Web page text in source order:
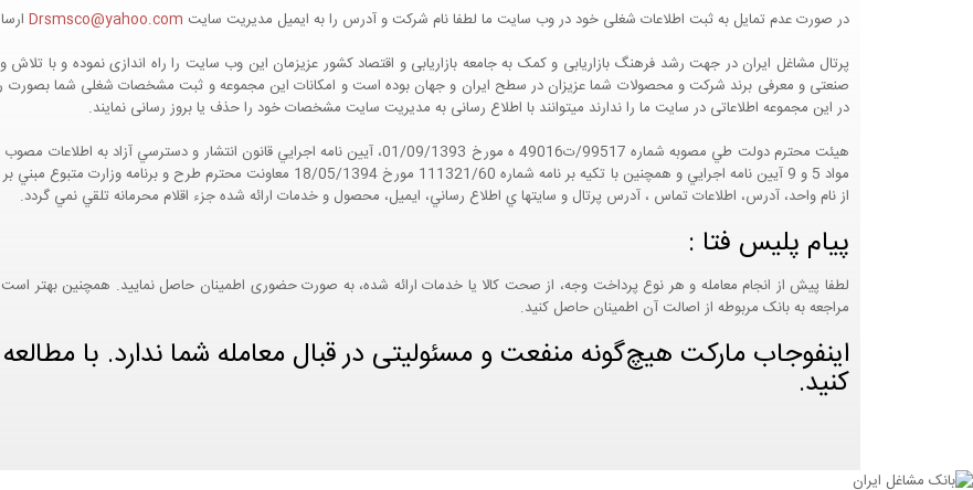
در صورت عدم تمایل به ثبت اطلاعات شغلی خود در وب سایت ما لطفا نام شرکت و آدرس را به ایمیل مدیریت سایت Drsmsco@yahoo.com
صنعتی و معرفی برند شرکت و محصولات شما عزیزان در سطح ایران و جهان بوده است و امکانات این مجموعه و ثبت مشخصات شغلی شما بصورت
در این مجموعه اطلاعاتی در سایت ما را ندارند میتوانند با اطلاع رسانی به مدیریت سایت مشخصات خود را حذف یا بروز رسانی نمایند.
مواد 5 و 9 آيين نامه اجرايي و همچنين با تکيه بر نامه شماره 111321/60 مورخ 18/05/
از نام واحد، آدرس، اطلاعات تماس ، آدرس پرتال و سايتها ي اطلاع رساني، ايميل، محصول و خدمات ارائه شده جزء اقلام محرمانه تلقي نمي گردد.
پیام پلیس فتا :
لطفا پیش از انجام معامله و هر نوع پرداخت وجه، از صحت کالا یا خدمات ارائه شده، به صورت حضوری اطمینان حاصل نمایید. همچنین بهتر است
مراجعه به بانک مربوطه از اصالت آن اطمینان حاصل کنید.
اینفوجاب مارکت هیچ‌گونه منفعت و مسئولیتی در قبال معامله شما ندارد. با
کنید.